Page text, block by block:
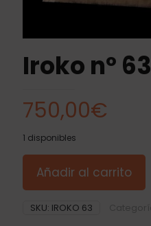
Iroko nº 63
750,00€
1 disponibles
Añadir al carrito
SKU: IROKO 63